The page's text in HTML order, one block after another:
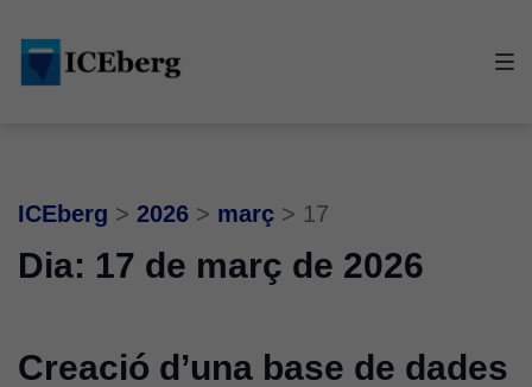
main
content
footer
ICEberg > 2026 > març > 17
Dia: 17 de març de 2026
Creació d’una base de dades